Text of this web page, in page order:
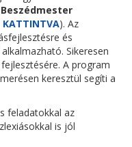
Beszédmester
KATTINTVA). Az
és
Sikeresen
A program
keresztül segíti a
feladatokkal az
is jól